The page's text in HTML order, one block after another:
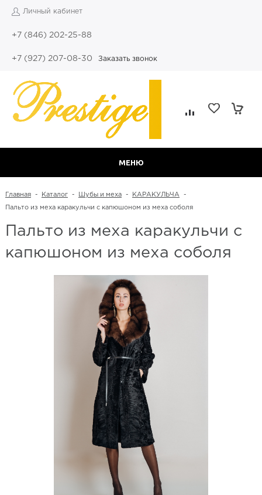
Личный кабинет
+7 (846) 202-25-88
+7 (927) 207-08-30 Заказать звонок
МЕНЮ
Главная - Каталог - Шубы и меха - КАРАКУЛЬЧА -
Пальто из меха каракульчи с капюшоном из меха соболя
Пальто из меха каракульчи с
капюшоном из меха соболя